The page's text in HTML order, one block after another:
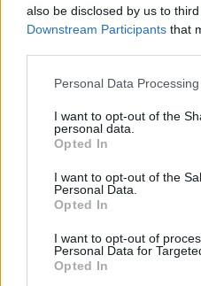
also be disclosed by us to
Downstream Participants that
Please note that this website/
not limited to your visit or
grant or deny consent to
use your data for below
consent section.
Personal Data
I want to opt-out of the
personal data.
Opted In
I want to opt-out of the
Personal Data.
Opted In
I want to opt-out of
Personal Data for
Opted In
Αναδρομικό κούρεμα
συντάξεων που θα κληθούν
τομέα στην περίπτωση που
την ισχύ του «νόμου
επιστροφή δεν θα
να απασχολούνται από το
με την απασχόληση των
έχουν περικοπή
κληθούν να επιστρέψουν οι